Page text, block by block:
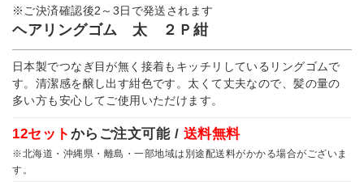
※ご決済確認後2～3日で発送されます
ヘアリングゴム 太 ２Ｐ紺
日本製でつなぎ目が無く接着もキッチリしているリングゴムで
す。清潔感を醸し出す紺色です。太くて丈夫なので、髪の量の
多い方も安心してご使用いただけます。
12セット からご注文可能 / 送料無料
※北海道・沖縄県・離島・一部地域は別途配送料がかかる場合がございま
す。